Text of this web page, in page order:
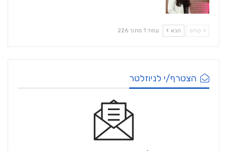
קודם הבא עמוד 1 מתוך 226
הצטרף/י לניוזלטר